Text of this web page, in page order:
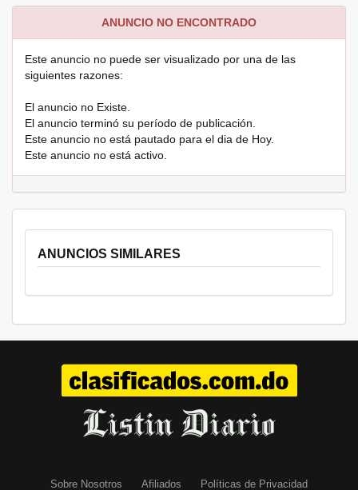
ANUNCIO NO ENCONTRADO
Este anuncio no puede ser visualizado por una de las
siguientes razones:
El anuncio no Existe.
El anuncio terminó su período de publicación.
Este anuncio no está pautado para el dia de Hoy.
Este anuncio no está activo.
ANUNCIOS SIMILARES
Sobre Nosotros Afiliados Políticas de Privacidad